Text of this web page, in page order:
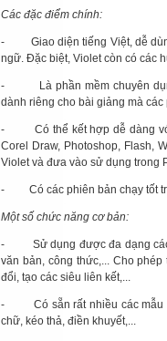
Các đặc điểm chính:
-
Giao diện tiếng Việt, dễ
ngữ. Đặc biệt, Violet còn có các
-
Là phần mềm chuyên
dành riêng cho bài giảng mà
-
Có thể kết hợp dễ dàng
Corel Draw, Photoshop, Flash,
Violet và đưa vào sử dụng trong
- Có các phiên bản chạy tốt
Một số chức năng cơ bản:
-
Sử dụng được đa dạng
văn bản, công thức,... Cho
đổi, tạo các siêu liên kết,...
-
Có sẵn rất nhiều các
chữ, kéo thả, điền khuyết,...